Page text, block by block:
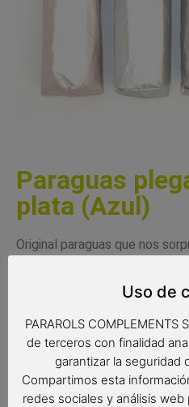
Paraguas
plata (Azul)
Original paraguas que nos
mango i el ribete de
paraguas, ligero y con un
escoger entre cuatro
Radio: 53 cm.
Uso de
PARAROLS
de terceros con finalidad
garantizar la seguridad
Compartimos esta
redes sociales y análisis